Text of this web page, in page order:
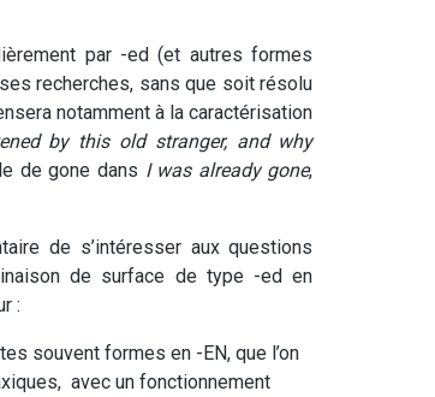
par -ed (et autres formes
recherches, sans que soit résolu
notamment à la caractérisation
by this old stranger, and why
de gone dans I was already gone,
de s’intéresser aux questions
de surface de type -ed en
:
souvent formes en -EN, que l’on
avec un fonctionnement